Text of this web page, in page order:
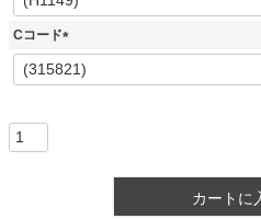
必
須
Cコード
(
必
カートに